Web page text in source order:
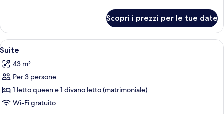
Junior
Scopri i prezzi per le tue date
Apri
tutte
le
foto
per
Suite
Camera d'albergo con un letto
4
Suite
43 m²
Per 3 persone
1 letto queen e 1 divano letto (matrimoniale)
Wi-Fi gratuito